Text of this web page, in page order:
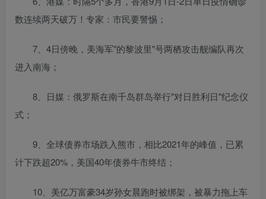
数连续两天破万！专家：市民要警惕；
7、4日傍晚，美海军"的黎波里"号两栖攻击舰编队再次
进入南海；
8、日媒：俄罗斯在南千岛群岛举行"对日胜利日"纪念仪
式；
9、全球债券市场跌入熊市，相比2021年的峰值，已累
计下跌超20%，美国40年债券牛市终结；
10、美亿万富豪34岁孙女晨跑时被绑架，被暴力拖上车